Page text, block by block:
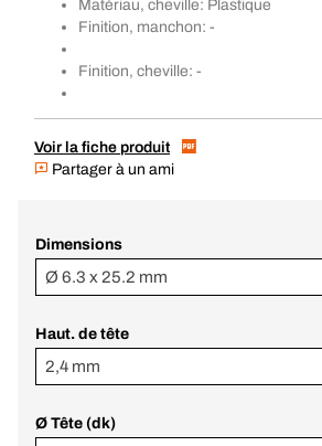
Matériau, cheville: Plastique
Finition, manchon: -
Finition, cheville: -
Voir la fiche produit
Partager à un ami
Dimensions
Ø 6.3 x 25.2 mm
Haut. de tête
2,4 mm
Ø Tête (dk)